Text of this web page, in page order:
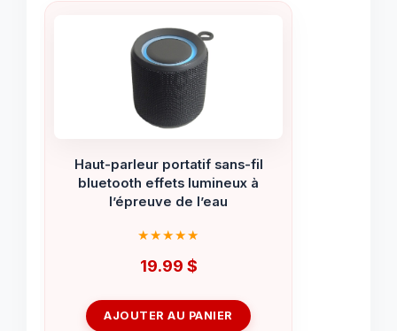
Haut-parleur portatif sans-fil
bluetooth effets lumineux à
l’épreuve de l’eau
19.99 $
AJOUTER AU PANIER